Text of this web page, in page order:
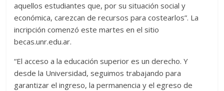
aquellos estudiantes que, por su situación social y
económica, carezcan de recursos para costearlos”. La
incripción comenzó este martes en el sitio
becas.unr.edu.ar.
“El acceso a la educación superior es un derecho. Y
desde la Universidad, seguimos trabajando para
garantizar el ingreso, la permanencia y el egreso de